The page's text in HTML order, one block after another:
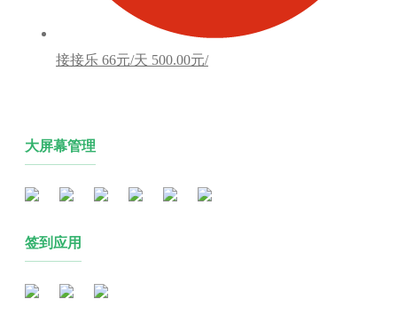
接接乐 66元/天 500.00元/
大屏幕管理
签到应用